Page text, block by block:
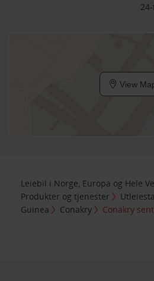
View
Leiebil i Norge, Europa og Hele
Produkter og tjenester
Guinea
Conakry Conakry